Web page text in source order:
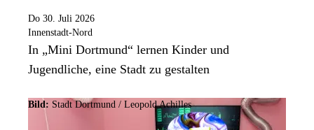
Do 30. Juli 2026
Innenstadt-Nord
In „Mini Dortmund“ lernen Kinder und
Jugendliche, eine Stadt zu gestalten
Bild: Stadt Dortmund / Leopold Achilles